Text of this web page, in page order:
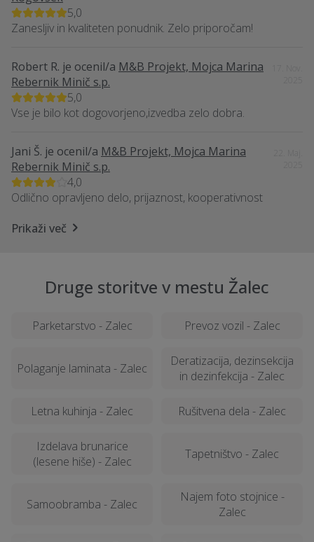
5,0
Zanesljiv in kvaliteten ponudnik. Zelo priporočam!
Robert R. je ocenil/a M&B Projekt, Mojca Marina
Rebernik Minič s.p.
5,0
Vse je bilo kot dogovorjeno,izvedba zelo dobra.
Jani Š. je ocenil/a M&B Projekt, Mojca Marina
Rebernik Minič s.p.
4,0
Odlično opravljeno delo, prijaznost, kooperativnost
Prikaži več
Druge storitve v mestu Žalec
Parketarstvo - Zalec Prevoz vozil - Zalec
Polaganje laminata - Zalec
Deratizacija, dezinsekcija
in dezinfekcija - Zalec
Letna kuhinja - Zalec Rušitvena dela - Zalec
Izdelava brunarice
(lesene hiše) - Zalec
Tapetništvo - Zalec
Samoobramba - Zalec
Najem foto stojnice -
Zalec